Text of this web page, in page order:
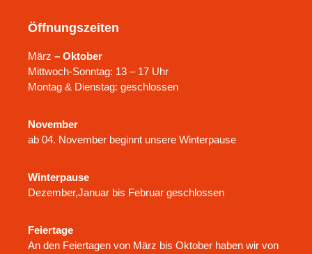
Öffnungszeiten
März – Oktober
Mittwoch-Sonntag: 13 – 17 Uhr
Montag & Dienstag: geschlossen
November
ab 04. November beginnt unsere Winterpause
Winterpause
Dezember,Januar bis Februar geschlossen
Feiertage
An den Feiertagen von März bis Oktober haben wir von